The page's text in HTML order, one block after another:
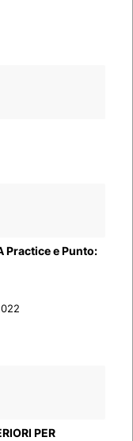
Practice e Punto:
PER